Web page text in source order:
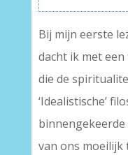
Bij mijn eerste
dacht ik met
die de
‘Idealistische’
van ons moeilijk